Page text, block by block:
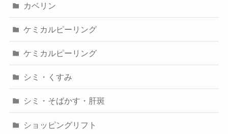
カベリン
ケミカルピーリング
ケミカルピーリング
シミ・くすみ
シミ・そばかす・肝斑
ショッピングリフト